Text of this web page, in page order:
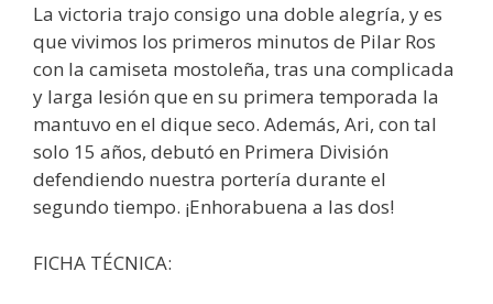
La victoria trajo consigo una doble alegría, y es
que vivimos los primeros minutos de Pilar Ros
con la camiseta mostoleña, tras una complicada
y larga lesión que en su primera temporada la
mantuvo en el dique seco. Además, Ari, con tal
solo 15 años, debutó en Primera División
defendiendo nuestra portería durante el
segundo tiempo. ¡Enhorabuena a las dos!
FICHA TÉCNICA: